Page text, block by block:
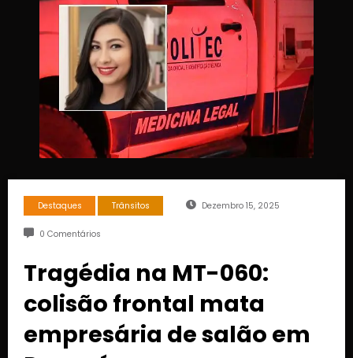
Destaques Trânsitos Dezembro 15, 2025
0 Comentários
Tragédia na MT-060:
colisão frontal mata
empresária de salão em